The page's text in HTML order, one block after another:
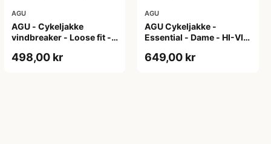
AGU
AGU - Cykeljakke
vindbreaker - Loose fit -
498,00 kr
AGU
AGU Cykeljakke -
Essential - Dame - HI-VIS
649,00 kr